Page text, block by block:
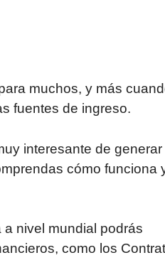
muchos, y más
fuentes de ingreso.
interesante de generar
cómo funciona
nivel mundial podrás
como los